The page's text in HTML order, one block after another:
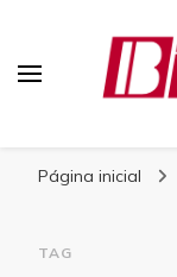
Página inicial
TAG